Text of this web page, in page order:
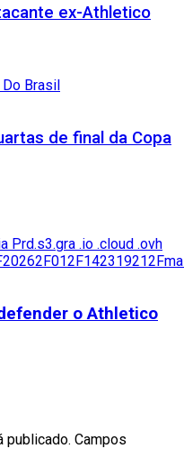
ex-Athletico
de final da Copa
o Athletico
publicado. Campos